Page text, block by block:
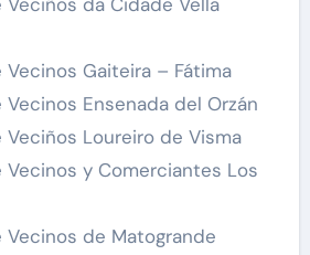
Gaiteira – Fátima
Ensenada del Orzán
Loureiro de Visma
y Comerciantes Los
de Matogrande